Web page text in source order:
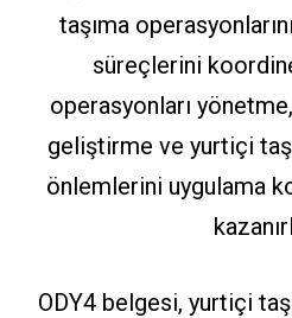
taşıma
süreçlerini
operasyonları
geliştirme ve yurtiçi
önlemlerini uygulama
ODY4 belgesi, yurtiçi